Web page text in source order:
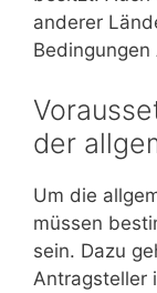
anderer
der
Um die
müssen
sein. Dazu
Antragsteller